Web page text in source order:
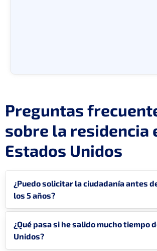
Preguntas
sobre la residencia
Estados Unidos
¿Puedo solicitar la ciudadanía antes
los 5 años?
¿Qué pasa si he salido mucho tiempo
Unidos?